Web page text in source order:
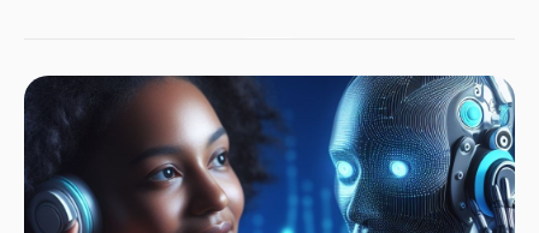
서비스를 구동하는 소프트웨어인 인프라 스타트업 전용 펀드와 ② '아메리칸
다이나미즘(American dynamism)', 즉 미국의 국익을 지원하는 기업에
초점을 맞춘 펀드가 포함됐습니다. 특히 a16z가 역점을 두고 론칭한
'아메리칸 다이나미즘 펀드'는 미국 벤처캐피탈이 항공우주, 방위 및 기타 미국
국익과 관련된 분야의 스타트업을 지원해야 한다는 이념에 기반한
펀드입니다. 이 새로운 펀드는 제너럴 파트너 마틴 카사도(Martin Casado)가
주도할 것으로 예상됩니다. 클라우드 컴퓨팅 스타트업 니시라(Nicira)의